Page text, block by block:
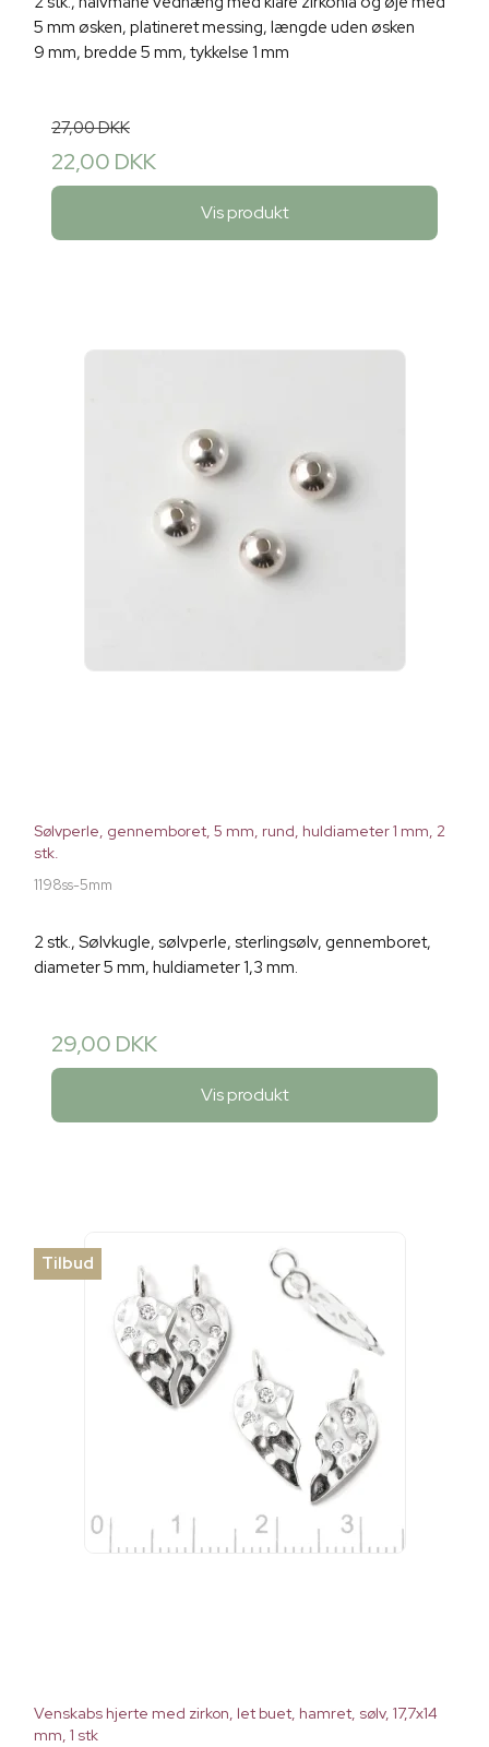
5 mm øsken, platineret messing, længde uden øsken
9 mm, bredde 5 mm, tykkelse 1 mm
27,00 DKK
22,00 DKK
Vis produkt
Sølvperle, gennemboret, 5 mm, rund, huldiameter 1 mm, 2
stk.
1198ss-5mm
2 stk., Sølvkugle, sølvperle, sterlingsølv, gennemboret,
diameter 5 mm, huldiameter 1,3 mm.
29,00 DKK
Vis produkt
Tilbud
Venskabs hjerte med zirkon, let buet, hamret, sølv, 17,7x14
mm, 1 stk